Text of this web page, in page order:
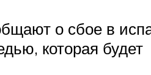
о сбое в
которая будет